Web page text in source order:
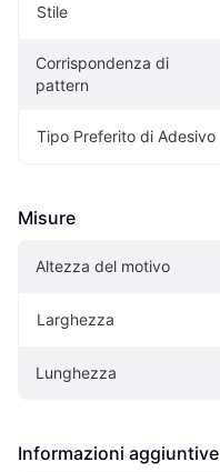
Stile
Corrispondenza di
pattern
Tipo Preferito di Adesivo
Misure
Altezza del motivo
Larghezza
Lunghezza
Informazioni aggiuntive